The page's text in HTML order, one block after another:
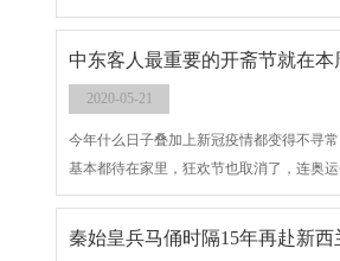
the month of Ramadan (Ninth month of the
for the new moon on the last day of Ramadan,
2020-05-21
今年什么日子叠加上新冠疫情都变得不寻
基本都待在家里，狂欢节也取消了，连奥
秦始皇兵马俑时隔15年再赴新西